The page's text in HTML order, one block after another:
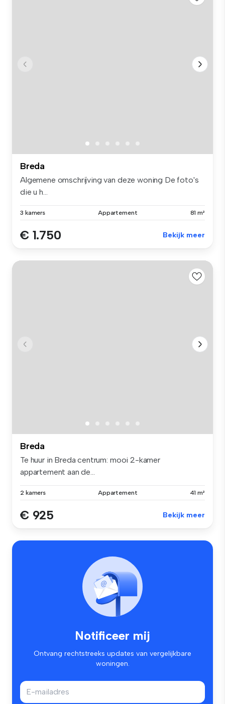
Breda
Algemene omschrijving van deze woning De foto's
die u h...
3 kamers Appartement 81 m²
€ 1.750 Bekijk meer
Breda
Te huur in Breda centrum: mooi 2-kamer
appartement aan de...
2 kamers Appartement 41 m²
€ 925 Bekijk meer
Notificeer mij
Ontvang rechtstreeks updates van vergelijkbare
woningen.